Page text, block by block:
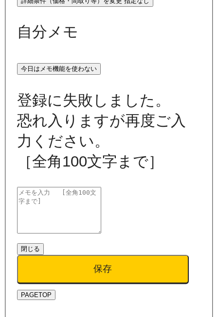
自分メモ
今日はメモ機能を使わない
登録に失敗しました。
恐れ入りますが再度ご入
力ください。
［全角100文字まで］
閉じる
保存
PAGETOP